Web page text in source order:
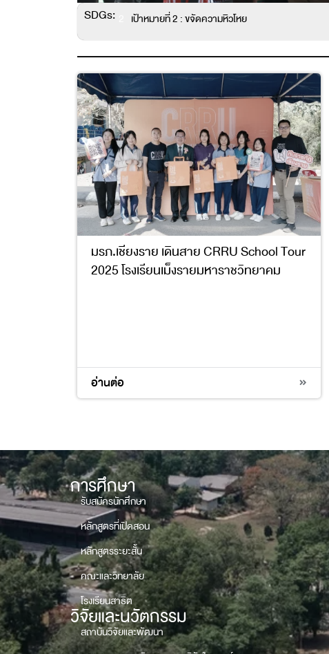
SDGs: เป้าหมายที่ 2 : ขจัดความหิวโหย
มรภ.เชียงราย เดินสาย CRRU School Tour
2025 โรงเรียนเม็งรายมหาราชวิทยาคม
อ่านต่อ
การศึกษา
รับสมัครนักศึกษา
หลักสูตรที่เปิดสอน
หลักสูตรระยะสั้น
คณะและวิทยาลัย
โรงเรียนสาธิต
วิจัยและนวัตกรรม
สถาบันวิจัยและพัฒนา